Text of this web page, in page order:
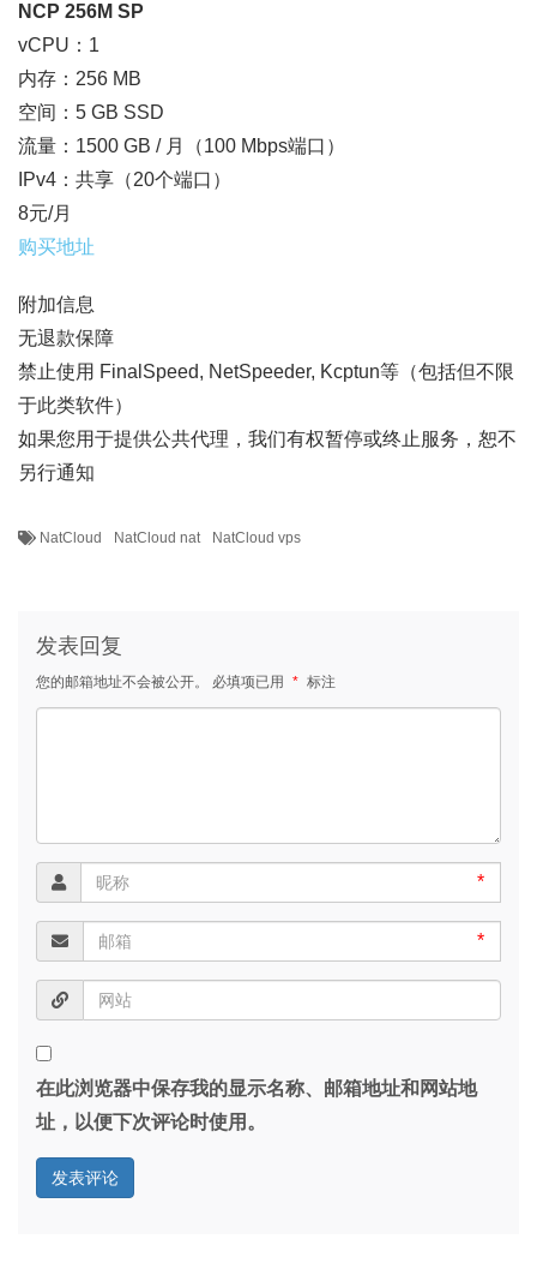
NCP 256M SP
vCPU：1
内存：256 MB
空间：5 GB SSD
流量：1500 GB / 月（100 Mbps端口）
IPv4：共享（20个端口）
8元/月
购买地址
附加信息
无退款保障
禁止使用 FinalSpeed, NetSpeeder, Kcptun等（包括但不限
于此类软件）
如果您用于提供公共代理，我们有权暂停或终止服务，恕不
另行通知
NatCloud NatCloud nat NatCloud vps
发表回复
您的邮箱地址不会被公开。 必填项已用 * 标注
*
*
在此浏览器中保存我的显示名称、邮箱地址和网站地
址，以便下次评论时使用。